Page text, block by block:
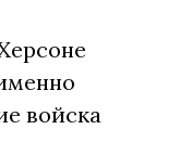
войска